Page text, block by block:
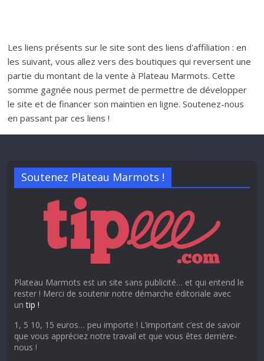
Les liens présents sur le site sont des liens d'affiliation : en
les suivant, vous allez vers des boutiques qui reversent une
partie du montant de la vente à Plateau Marmots. Cette
somme gagnée nous permet de permettre de développer
le site et de financer son maintien en ligne. Soutenez-nous
en passant par ces liens !
Soutenez Plateau Marmots !
Plateau Marmots est un site sans publicité… et qui entend le
rester ! Merci de soutenir notre démarche éditoriale avec
untip !
1, 5 10, 15 euros… peu importe ! L’important c’est de savoir
que vous appréciez notre travail et que vous êtes derrière-
nous !